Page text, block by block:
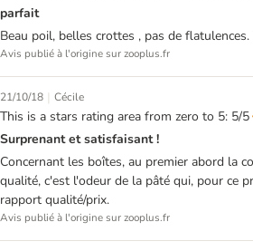
parfait
Beau poil, belles crottes , pas de
Avis publié à l'origine sur zooplus.fr
21/10/18 | Cécile
This is a stars rating area from zero to 5: 5/5
Surprenant et satisfaisant !
Concernant les boîtes, au premier abord la
qualité, c'est l'odeur de la pâté qui, pour ce
rapport qualité/prix.
Avis publié à l'origine sur zooplus.fr